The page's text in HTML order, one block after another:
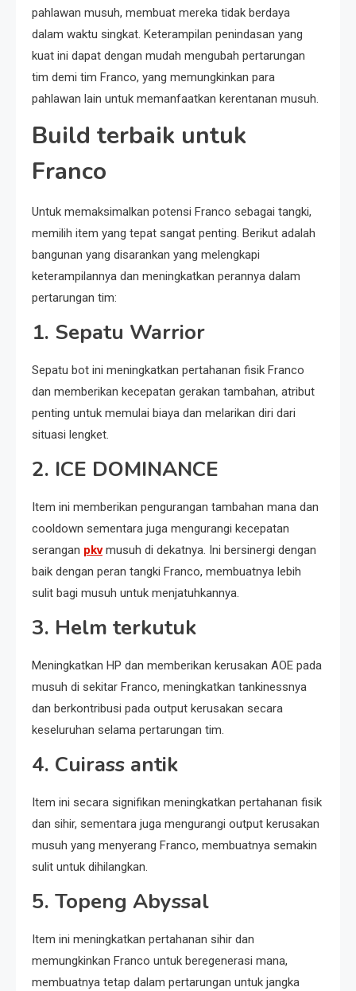
pahlawan musuh, membuat mereka tidak berdaya
dalam waktu singkat. Keterampilan penindasan yang
kuat ini dapat dengan mudah mengubah pertarungan
tim demi tim Franco, yang memungkinkan para
pahlawan lain untuk memanfaatkan kerentanan musuh.
Build terbaik untuk
Franco
Untuk memaksimalkan potensi Franco sebagai tangki,
memilih item yang tepat sangat penting. Berikut adalah
bangunan yang disarankan yang melengkapi
keterampilannya dan meningkatkan perannya dalam
pertarungan tim:
1. Sepatu Warrior
Sepatu bot ini meningkatkan pertahanan fisik Franco
dan memberikan kecepatan gerakan tambahan, atribut
penting untuk memulai biaya dan melarikan diri dari
situasi lengket.
2. ICE DOMINANCE
Item ini memberikan pengurangan tambahan mana dan
cooldown sementara juga mengurangi kecepatan
serangan pkv musuh di dekatnya. Ini bersinergi dengan
baik dengan peran tangki Franco, membuatnya lebih
sulit bagi musuh untuk menjatuhkannya.
3. Helm terkutuk
Meningkatkan HP dan memberikan kerusakan AOE pada
musuh di sekitar Franco, meningkatkan tankinessnya
dan berkontribusi pada output kerusakan secara
keseluruhan selama pertarungan tim.
4. Cuirass antik
Item ini secara signifikan meningkatkan pertahanan fisik
dan sihir, sementara juga mengurangi output kerusakan
musuh yang menyerang Franco, membuatnya semakin
sulit untuk dihilangkan.
5. Topeng Abyssal
Item ini meningkatkan pertahanan sihir dan
memungkinkan Franco untuk beregenerasi mana,
membuatnya tetap dalam pertarungan untuk jangka